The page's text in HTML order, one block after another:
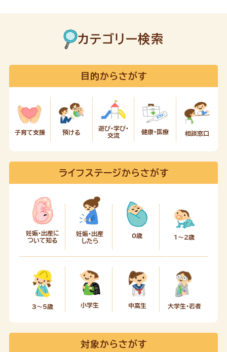
カテゴリー検索
目的からさがす
子育て支援 預ける
遊び・学び・
交流
健康・医療 相談窓口
ライフステージからさがす
妊娠・出産に
ついて知る
妊娠・出産
したら
0歳 1～2歳
3～5歳 小学生 中高生 大学生・若者
対象からさがす